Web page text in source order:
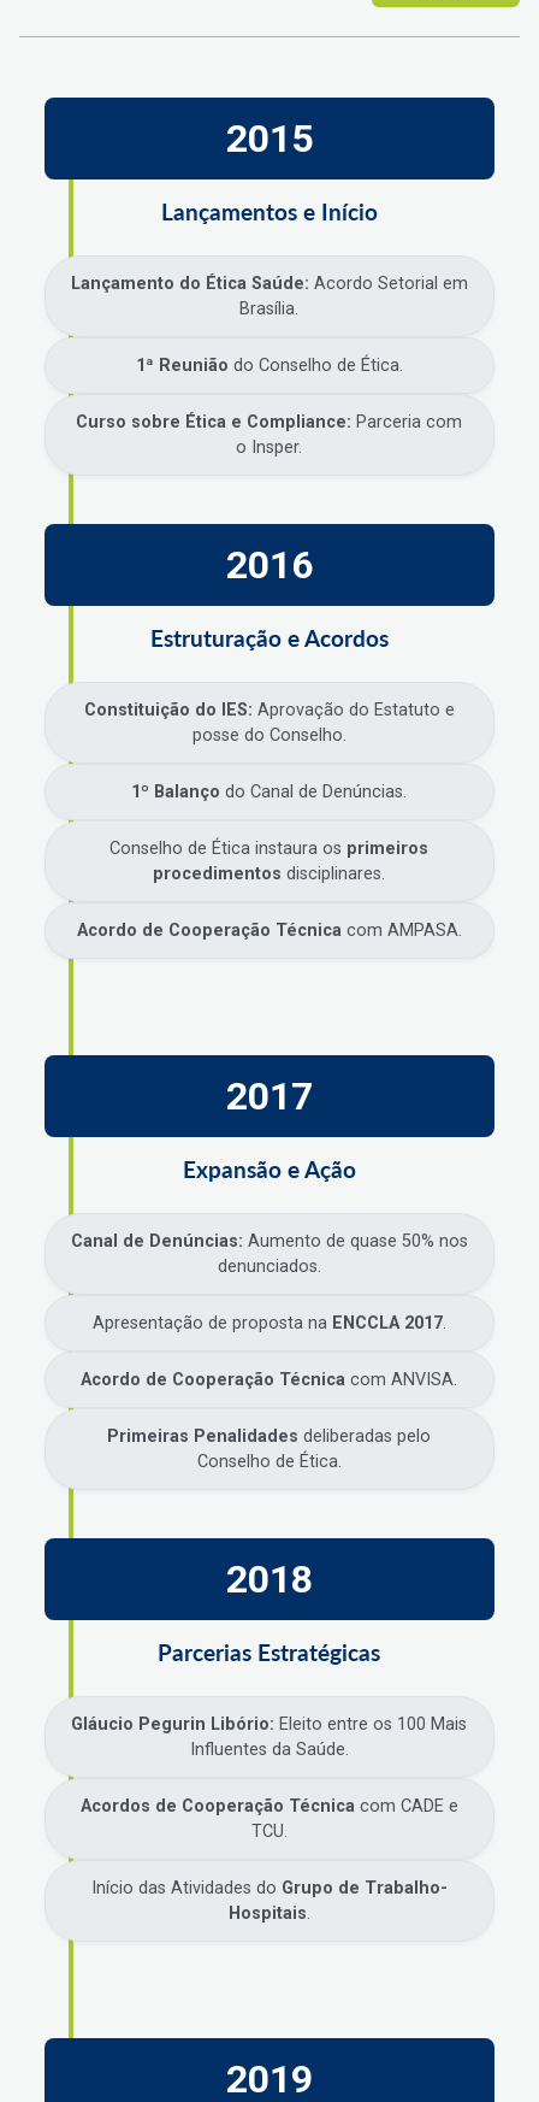
2015
Lançamentos e Início
Lançamento do Ética Saúde: Acordo Setorial em
Brasília.
1ª Reunião do Conselho de Ética.
Curso sobre Ética e Compliance: Parceria com
o Insper.
2016
Estruturação e Acordos
Constituição do IES: Aprovação do Estatuto e
posse do Conselho.
1º Balanço do Canal de Denúncias.
Conselho de Ética instaura os primeiros
procedimentos disciplinares.
Acordo de Cooperação Técnicacom AMPASA.
2017
Expansão e Ação
Canal de Denúncias: Aumento de quase 50% nos
denunciados.
Apresentação de proposta na ENCCLA 2017.
Acordo de Cooperação Técnica com ANVISA.
Primeiras Penalidades deliberadas pelo
Conselho de Ética.
2018
Parcerias Estratégicas
Gláucio Pegurin Libório: Eleito entre os 100 Mais
Influentes da Saúde.
Acordos de Cooperação Técnicacom CADE e
TCU.
Início das Atividades do Grupo de Trabalho-
Hospitais.
2019